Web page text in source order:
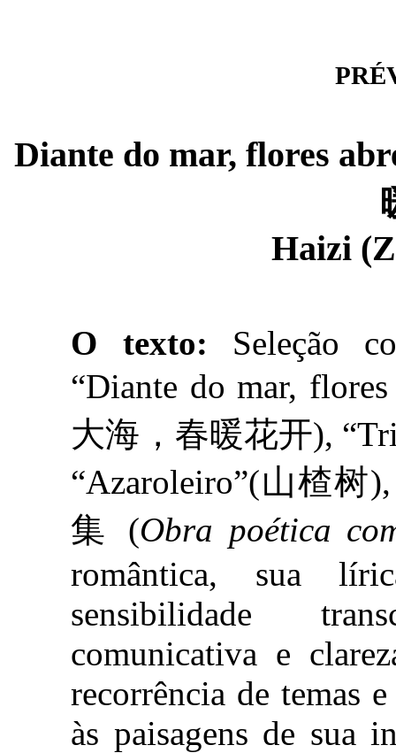
Diante do mar, flores
Haizi
O texto: Seleção
“Diante do mar,
大海，春暖花开),
“Azaroleiro”(山楂树
集 (Obra poética
romântica, sua
sensibilidade
comunicativa e
recorrência de temas
às paisagens de sua